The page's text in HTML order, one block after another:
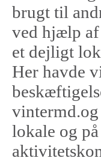
brugt til
ved hjælp af
et dejligt
Her havde
lokale og